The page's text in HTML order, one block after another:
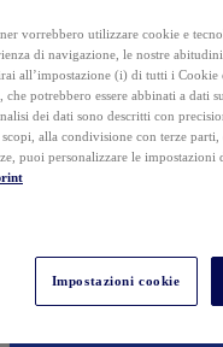
vorrebbero utilizzare cookie e
di navigazione, le nostre
all’impostazione (i) di tutti i
che potrebbero essere abbinati a
dei dati sono descritti con
alla condivisione con terze
puoi personalizzare le
Impostazioni cookie